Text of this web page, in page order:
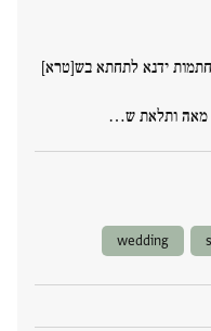
ידנא לתחתא בש[טרא]
ותלאת ש‮…
wedding